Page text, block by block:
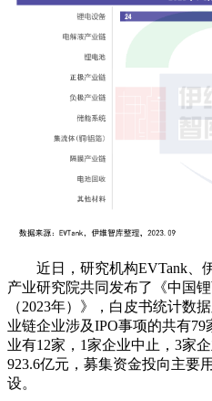
近日，研究机构EVTank、
产业研究院共同发布了《中国
（2023年）》，白皮书统计数
业链企业涉及IPO事项的共有
业有12家，1家企业中止，3家
923.6亿元，募集资金投向主要
设。